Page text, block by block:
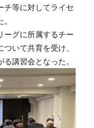
チ等に対してライセ
ーグに所属するチー
いて共育を受け、
講習会となった。